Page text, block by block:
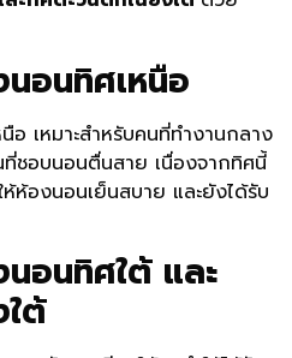
อนทิศเหนือ
อ เหมาะสำหรับคนที่ทำงานกลาง
ที่ชอบนอนตื่นสาย เนื่องจากทิศนี้
ห้องนอนเย็นสบาย และยังได้รับ
อนทิศใต้ และ
ต้